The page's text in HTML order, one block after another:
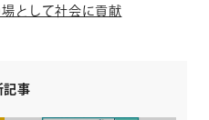
として社会に貢献
記事